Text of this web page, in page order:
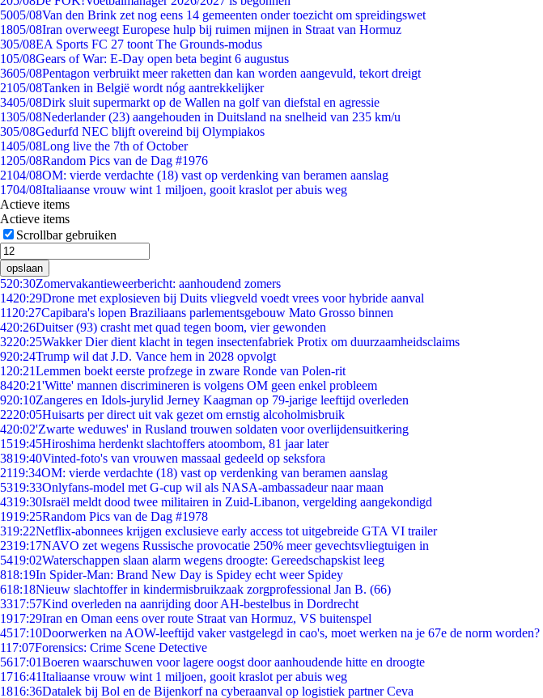
5005/08Van den Brink zet nog eens 14 gemeenten onder toezicht om spreidingswet
1805/08Iran overweegt Europese hulp bij ruimen mijnen in Straat van Hormuz
305/08EA Sports FC 27 toont The Grounds-modus
105/08Gears of War: E-Day open beta begint 6 augustus
3605/08Pentagon verbruikt meer raketten dan kan worden aangevuld, tekort dreigt
2105/08Tanken in België wordt nóg aantrekkelijker
3405/08Dirk sluit supermarkt op de Wallen na golf van diefstal en agressie
1305/08Nederlander (23) aangehouden in Duitsland na snelheid van 235 km/u
305/08Gedurfd NEC blijft overeind bij Olympiakos
1405/08Long live the 7th of October
1205/08Random Pics van de Dag #1976
2104/08OM: vierde verdachte (18) vast op verdenking van beramen aanslag
1704/08Italiaanse vrouw wint 1 miljoen, gooit kraslot per abuis weg
Actieve items
Actieve items
Scrollbar gebruiken
opslaan
520:30Zomervakantieweerbericht: aanhoudend zomers
1420:29Drone met explosieven bij Duits vliegveld voedt vrees voor hybride aanval
11 20:27Capibara's lopen Braziliaans parlementsgebouw Mato Grosso binnen
420:26Duitser (93) crasht met quad tegen boom, vier gewonden
3220:25Wakker Dier dient klacht in tegen insectenfabriek Protix om duurzaamheidsclaims
920:24Trump wil dat J.D. Vance hem in 2028 opvolgt
1 20:21Lemmen boekt eerste profzege in zware Ronde van Polen-rit
8420:21'Witte' mannen discrimineren is volgens OM geen enkel probleem
920:10Zangeres en Idols-jurylid Jerney Kaagman op 79-jarige leeftijd overleden
2220:05Huisarts per direct uit vak gezet om ernstig alcoholmisbruik
420:02'Zwarte weduwes' in Rusland trouwen soldaten voor overlijdensuitkering
1519:45Hiroshima herdenkt slachtoffers atoombom, 81 jaar later
3819:40Vinted-foto's van vrouwen massaal gedeeld op seksfora
2119:34OM: vierde verdachte (18) vast op verdenking van beramen aanslag
5319:33Onlyfans-model met G-cup wil als NASA-ambassadeur naar maan
4319:30Israël meldt dood twee militairen in Zuid-Libanon, vergelding aangekondigd
1919:25Random Pics van de Dag #1978
319:22Netflix-abonnees krijgen exclusieve early access tot uitgebreide GTA VI trailer
2319:17NAVO zet wegens Russische provocatie 250% meer gevechtsvliegtuigen in
5419:02Waterschappen slaan alarm wegens droogte: Gereedschapskist leeg
818:19In Spider-Man: Brand New Day is Spidey echt weer Spidey
618:18Nieuw slachtoffer in kindermisbruikzaak zorgprofessional Jan B. (66)
3317:57Kind overleden na aanrijding door AH-bestelbus in Dordrecht
1917:29Iran en Oman eens over route Straat van Hormuz, VS buitenspel
4517:10Doorwerken na AOW-leeftijd vaker vastgelegd in cao's, moet werken na je 67e de norm worden?
117:07Forensics: Crime Scene Detective
5617:01Boeren waarschuwen voor lagere oogst door aanhoudende hitte en droogte
1716:41Italiaanse vrouw wint 1 miljoen, gooit kraslot per abuis weg
1816:36Datalek bij Bol en de Bijenkorf na cyberaanval op logistiek partner Ceva